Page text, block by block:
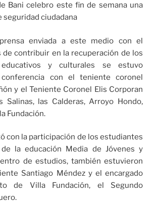
Bani celebro este fin de semana una
ciudadana
enviada a este medio con el
contribuir en la recuperación de los
y culturales se estuvo
con el teniente coronel
y el Teniente Coronel Elis Corporan
Salinas, las Calderas, Arroyo Hondo,
Fundación.
con la participación de los estudiantes
la educación Media de Jóvenes y
de estudios, también estuvieron
Santiago Méndez y el encargado
de Villa Fundación, el Segundo